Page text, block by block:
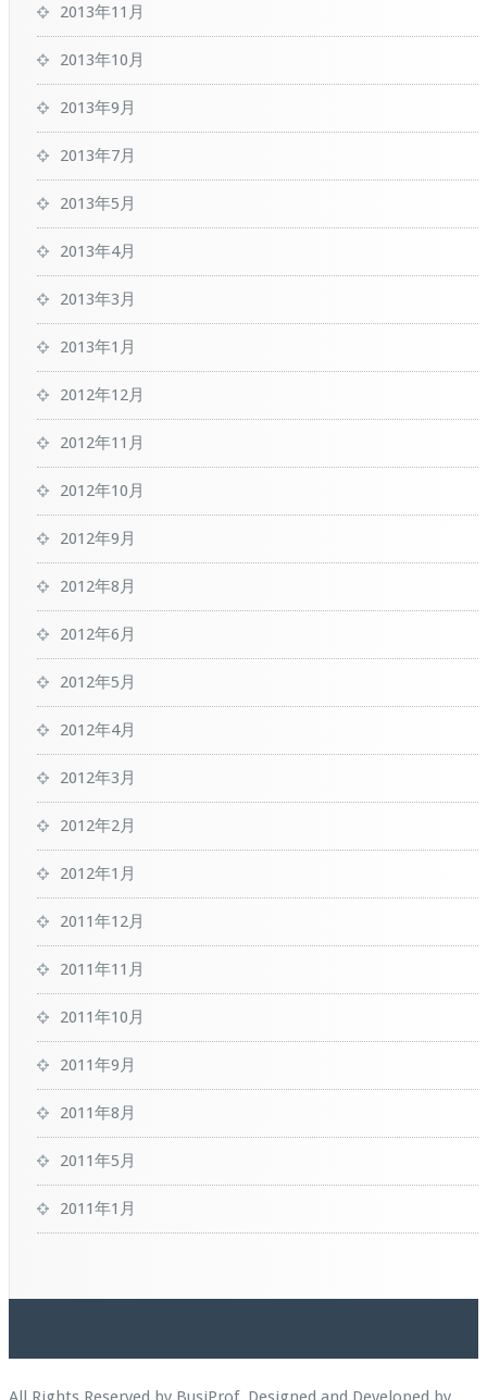
2013年11月
2013年10月
2013年9月
2013年7月
2013年5月
2013年4月
2013年3月
2013年1月
2012年12月
2012年11月
2012年10月
2012年9月
2012年8月
2012年6月
2012年5月
2012年4月
2012年3月
2012年2月
2012年1月
2011年12月
2011年11月
2011年10月
2011年9月
2011年8月
2011年5月
2011年1月